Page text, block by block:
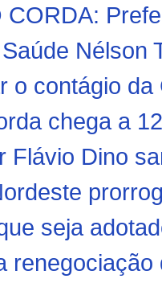
CORDA:
Nélson
o contágio
chega a
Flávio Dino
seja